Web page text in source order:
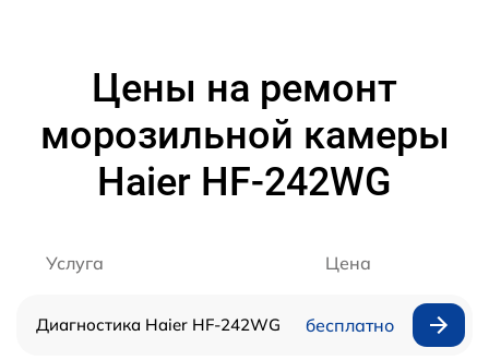
Цены на ремонт
морозильной камеры
Haier HF-242WG
Услуга Цена
Диагностика Haier HF-242WG бесплатно